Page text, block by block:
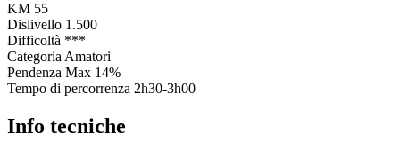
KM 55
Dislivello 1.500
Difficoltà ***
Categoria Amatori
Pendenza Max 14%
Tempo di percorrenza 2h30-3h00
Info tecniche